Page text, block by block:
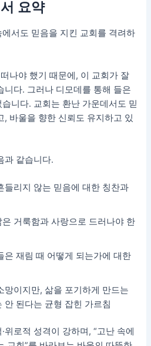
요약
서도 믿음을 지킨 교회를 격려하
나야 했기 때문에, 이 교회가 잘
니다. 그러나 디모데를 통해 들은
니다. 교회는 환난 가운데서도 믿
, 바울을 향한 신뢰도 유지하고 있
과 같습니다.
들리지 않는 믿음에 대한 칭찬과
거룩함과 사랑으로 드러나야 한
은 재림 때 어떻게 되는가에 대한
망이지만, 삶을 포기하게 만드는
안 된다는 균형 잡힌 가르침
위로적 성격이 강하며, “고난 속에